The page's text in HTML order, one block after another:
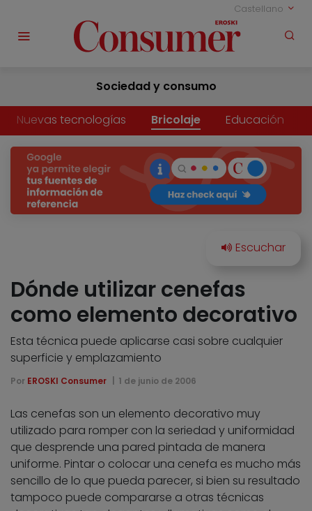
Castellano
Sociedad y consumo
Nuevas tecnologías Bricolaje Educación
Dónde utilizar cenefas
como elemento decorativo
Esta técnica puede aplicarse casi sobre cualquier
superficie y emplazamiento
Por EROSKI Consumer 1 de junio de 2006
Las cenefas son un elemento decorativo muy
utilizado para romper con la seriedad y uniformidad
que desprende una pared pintada de manera
uniforme. Pintar o colocar una cenefa es mucho más
sencillo de lo que pueda parecer, si bien su resultado
tampoco puede compararse a otras técnicas